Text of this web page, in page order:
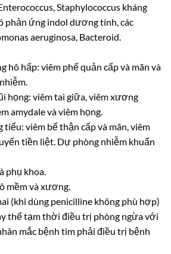
Staphylococcus kháng
phản ứng indol dương tính, các
aeruginosa, Bacteroid.
hô hấp: viêm phế quản cấp và mãn và
họng: viêm tai giữa, viêm xương
amydale và viêm họng.
viêm bể thận cấp và mãn, viêm
tiền liệt. Dự phòng nhiễm khuẩn
phụ khoa.
mềm và xương.
(khi dùng penicilline không phù hợp)
thế tạm thời điều trị phòng ngừa với
mắc bệnh tim phải điều trị bệnh